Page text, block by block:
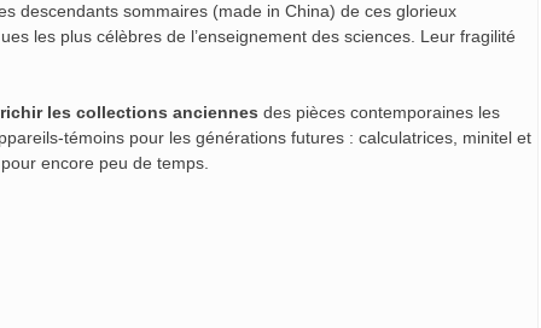
descendants sommaires (made in China) de ces glorieux
les plus célèbres de l’enseignement des sciences. Leur fragilité
les collections anciennes des pièces contemporaines les
témoins pour les générations futures : calculatrices, minitel et
encore peu de temps.